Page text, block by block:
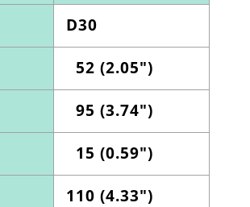
D30
52 (2.05")
95 (3.74")
15 (0.59")
110 (4.33")